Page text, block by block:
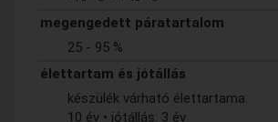
megengedett páratartalom
25 - 95 %
élettartam és jótállás
készülék várható élettartama:
10 év • jótállás: 3 év